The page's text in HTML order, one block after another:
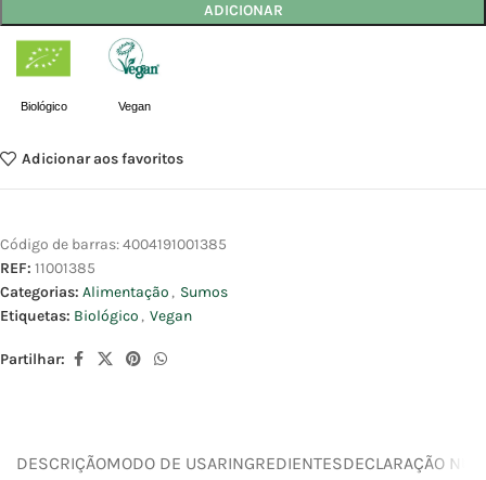
ADICIONAR
Biológico Vegan
Adicionar aos favoritos
Código de barras:4004191001385
REF: 11001385
Categorias: Alimentação , Sumos
Etiquetas: Biológico , Vegan
Partilhar:
DESCRIÇÃOMODO DE USARINGREDIENTESDECLARAÇÃO